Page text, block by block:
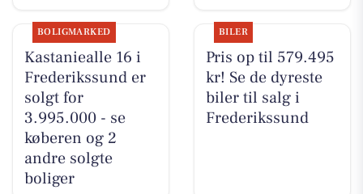
BOLIGMARKED
Kastaniealle 16 i
Frederikssund er
solgt for
3.995.000 - se
køberen og 2
andre solgte
boliger
BILER
Pris op til 579.495
kr! Se de dyreste
biler til salg i
Frederikssund